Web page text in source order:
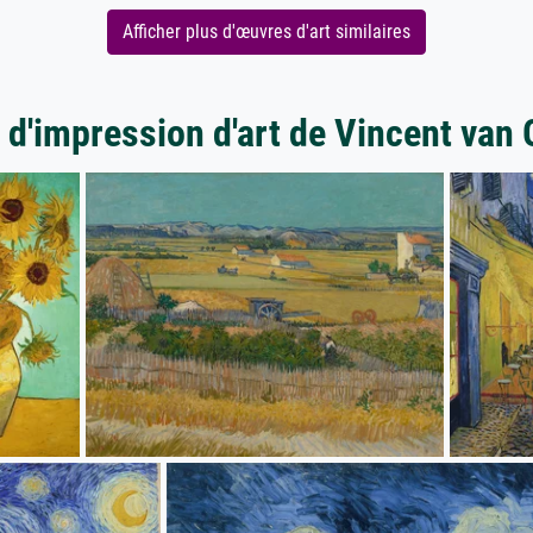
Afficher plus d'œuvres d'art similaires
d'art de Vincent van